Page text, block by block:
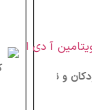
کپسول مودپلاس Nutrax Mood Plus